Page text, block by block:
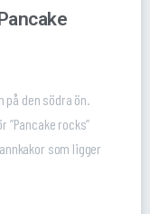
på den södra ön.
”Pancake rocks”
som ligger